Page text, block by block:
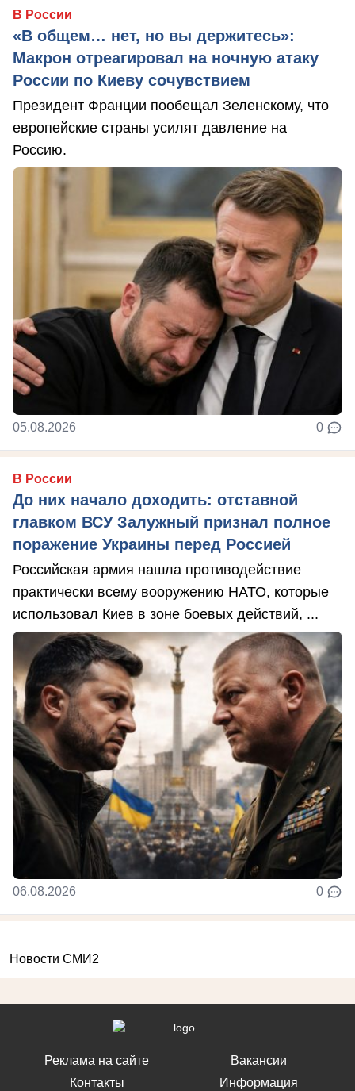
В России
«В общем… нет, но вы держитесь»:
Макрон отреагировал на ночную атаку
России по Киеву сочувствием
Президент Франции пообещал Зеленскому, что
европейские страны усилят давление на
Россию.
05.08.2026 0
В России
До них начало доходить: отставной
главком ВСУ Залужный признал полное
поражение Украины перед Россией
Российская армия нашла противодействие
практически всему вооружению НАТО, которые
использовал Киев в зоне боевых действий, ...
06.08.2026 0
Новости СМИ2
Реклама на сайте
Контакты
Вакансии
Информация